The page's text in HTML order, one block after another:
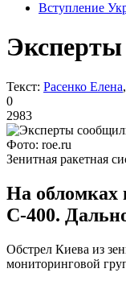
Вступление
Эксперты
Текст: Расенко Елена
0
2983
Фото: roe.ru
Зенитная ракетная
На обломках
С-400.
Обстрел Киева из
мониторинговой